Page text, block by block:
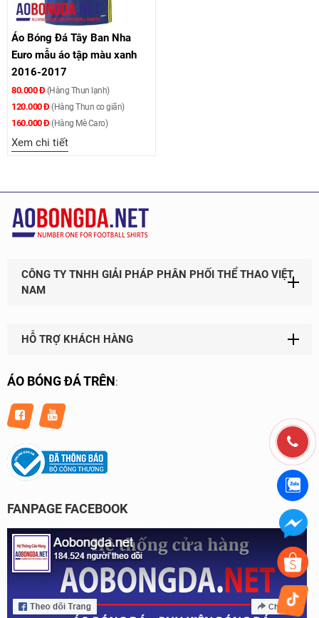
Áo Bóng Đá Tây Ban Nha
Euro mẫu áo tập màu xanh
2016-2017
80.000 Đ (Hàng Thun lạnh)
120.000 Đ (Hàng Thun co giãn)
160.000 Đ (Hàng Mè Caro)
Xem chi tiết
CÔNG TY TNHH GIẢI PHÁP PHÂN PHỐI THỂ THAO VIỆT
NAM
HỖ TRỢ KHÁCH HÀNG
ÁO BÓNG ĐÁ TRÊN:
FANPAGE FACEBOOK